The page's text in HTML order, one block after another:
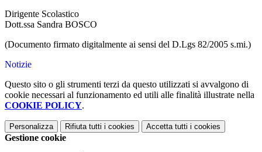
Dirigente Scolastico
Dott.ssa Sandra BOSCO
(Documento firmato digitalmente ai sensi del D.Lgs 82/2005 s.mi.)
Notizie
Questo sito o gli strumenti terzi da questo utilizzati si avvalgono di
cookie necessari al funzionamento ed utili alle finalità illustrate nella
COOKIE POLICY.
Personalizza Rifiuta tutti i cookies Accetta tutti i cookies
Gestione cookie